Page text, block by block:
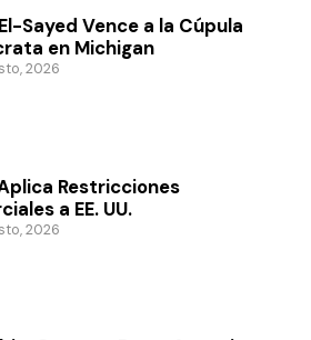
Sayed Vence a la Cúpula
en Michigan
2026
Restricciones
a EE. UU.
2026